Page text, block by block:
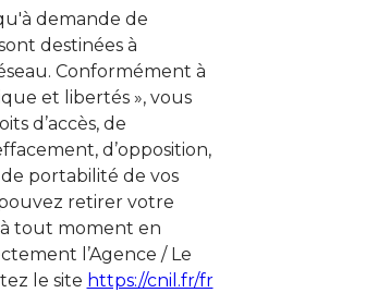
demande de
destinées à
Conformément à
et libertés », vous
d’accès, de
d’opposition,
portabilité de vos
retirer votre
tout moment en
l’Agence / Le
le site https://cnil.fr/fr